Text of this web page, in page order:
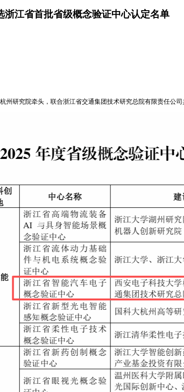
江省首批省级概念验证中心认定名单
研究院牵头，联合浙江省交通集团技术研究总院有限责任公司